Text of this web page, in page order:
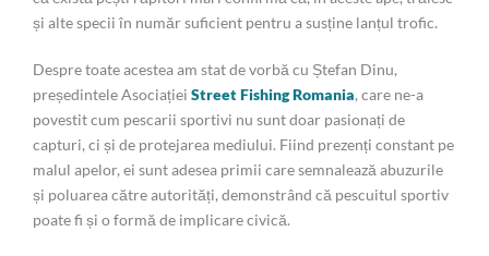
și alte specii în număr suficient pentru a susține lanțul trofic.
Despre toate acestea am stat de vorbă cu Ștefan Dinu,
președintele Asociației Street Fishing Romania, care ne-a
povestit cum pescarii sportivi nu sunt doar pasionați de
capturi, ci și de protejarea mediului. Fiind prezenți constant pe
malul apelor, ei sunt adesea primii care semnalează abuzurile
și poluarea către autorități, demonstrând că pescuitul sportiv
poate fi și o formă de implicare civică.